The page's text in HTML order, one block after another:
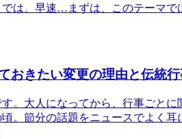
は、早速…まずは、このテーマ
おきたい変更の理由と伝統
。大人になってから、行事ごと
。節分の話題をニュースでよく